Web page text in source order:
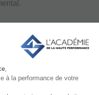
potentiel, plus vous
et se prouve par l’action.
pas se comparer aux
la préparation mentale